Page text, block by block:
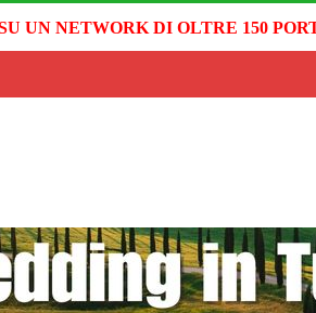
UN NETWORK DI OLTRE 150